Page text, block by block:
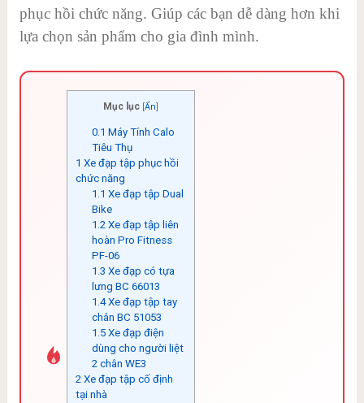
phục hồi chức năng. Giúp các bạn dễ dàng hơn khi
lựa chọn sản phẩm cho gia đình mình.
Mục lục [Ẩn]
0.1 Máy Tính Calo
Tiêu Thụ
1 Xe đạp tập phục hồi
chức năng
1.1 Xe đạp tập Dual
Bike
1.2Xe đạp tập liên
hoàn Pro Fitness
PF-06
1.3 Xe đạp có tựa
lưng BC 66013
1.4Xe đạp tập tay
chân BC 51053
1.5Xe đạp điện
dùng cho người liệt
2 chân WE3
2Xe đạp tập cố định
tại nhà